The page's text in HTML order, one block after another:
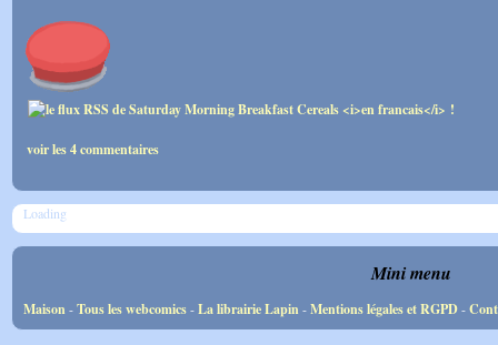
voir les 4 commentaires
Loading
Mini menu
Maison-Tous les webcomics-La librairie Lapin-Mentions légales et RGPD-